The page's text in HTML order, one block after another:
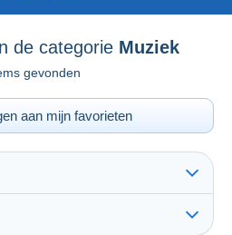
de categorie Muziek
gevonden
aan mijn favorieten